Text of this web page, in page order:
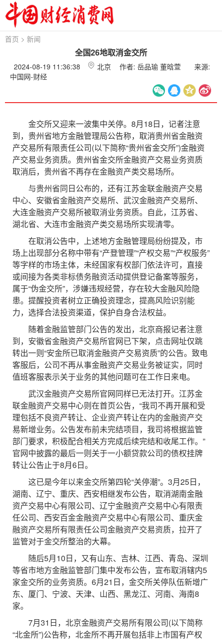
首页 > 新闻
全国26地取消金交所
2024-08-19 11:36:38 北京 作者: 岳品瑜 董晗萱
来源:
中国网-财经
金交所又迎来一波集中关停。8月18日，记者注意
到，贵州省地方金融管理局公告称，取消贵州省金融资
产交易所有限责任公司(以下简称“贵州省金交所”)金融资
产交易业务资质。贵州省金交所金融资产交易业务资质
取消后，贵州省不再存在金融资产类交易场所。
与贵州省同日公布的，还有江苏金联金融资产交易
中心、安徽省金融资产交易所、武汉金融资产交易所、
大连金融资产交易所被取消业务资质。自此，江苏省、
湖北省、大连市金融资产类交易场所实现清零。
在取消公告中，上述地方金融管理局纷纷提及，市
场上出现部分名称中带有“产登管理”“产权交易”“产权服务”
等字样的市场主体，未经国家有权部门依法许可，直接
或间接为各类非标债务融资活动提供登记备案等服务，
属于“伪金交所”，涉嫌违规经营，存在较大金融风险隐
患。提醒投资者树立正确投资理念，提高风险识别能
力，选择合法投资渠道，保护自身合法权益。
随着金融监管部门公告的发出，北京商报记者注意
到，安徽省金融资产交易所官网已下架，点击网址仅跳
转出一则“安金所已取消金融资产交易资质”的公告。致电
客服后，公司不再从事金融资产交易业务被证实，同时
值班客服表示关于业务的其他问题可在工作日来电。
武汉金融资产交易所官网同样已无法打开。江苏金
联金融资产交易中心则在首页公告，“我司不再开展和受
理包括不良资产转让、企业资产转让在内的金融资产交
易新增业务。公告发布前未完结项目，我司将根据监管
部门要求，积极配合相关方完成后续完结和收尾工作。”
官网中披露的最后一则关于一小额贷款公司的债权挂牌
转让公告止于8月6日。
这已是今年以来金交所第四轮“关停潮”。3月25日，
湖南、辽宁、重庆、西安相继发布公告，取消湖南金融
资产交易中心有限公司、辽宁金融资产交易中心有限责
任公司、西安百金金融资产交易中心有限公司、重庆金
融资产交易所有限责任公司金融资产交易资质，拉开了
监管对于金交所整治的大幕。
随后5月10日，又有山东、吉林、江西、青岛、深圳
等省市地方金融监管部门集中发布公告，宣布取消辖内5
家金交所的业务资质。6月21日，金交所关停队伍新增广
东、厦门、宁波、天津、山西、黑龙江、河南、海南8
家。
7月31日，北京金融资产交易所有限公司(以下简称
“北金所”)公告称，北金所不再开展包括非上市国有产权